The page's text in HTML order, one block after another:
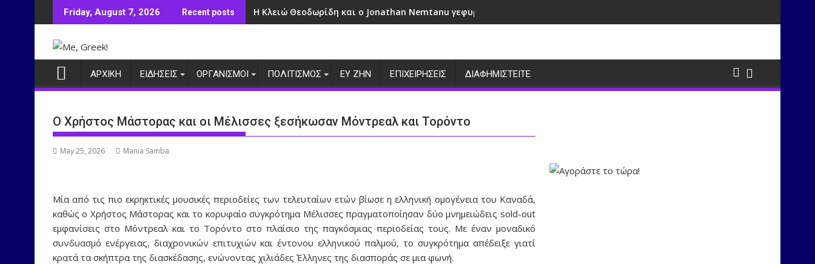
to
Friday, August 7, 2026 Recent posts Η Κλειώ Θεοδωρίδη και ο Jonathan Nemtanu γεφυρώνουν πολιτισμούς μέσα από τη μουσική
ΑΡΧΙΚΗ ΕΙΔΗΣΕΙΣ ΟΡΓΑΝΙΣΜΟΙ ΠΟΛΙΤΙΣΜΟΣ ΕΥ ΖΗΝ ΕΠΙΧΕΙΡΗΣΕΙΣ ΔΙΑΦΗΜΙΣΤΕΙΤΕ
Ο Χρήστος Μάστορας και οι Μέλισσες ξεσήκωσαν Μόντρεαλ και Τορόντο
May 25, 2026 Mania Samba
Μία από τις πιο εκρηκτικές μουσικές περιοδείες των τελευταίων ετών βίωσε η ελληνική ομογένεια του Καναδά,
καθώς ο Χρήστος Μάστορας και το κορυφαίο συγκρότημα Μέλισσες πραγματοποίησαν δύο μνημειώδεις sold-out
εμφανίσεις στο Μόντρεαλ και το Τορόντο στο πλαίσιο της παγκόσμιας περιοδείας τους. Με έναν μοναδικό
συνδυασμό ενέργειας, διαχρονικών επιτυχιών και έντονου ελληνικού παλμού, το συγκρότημα απέδειξε γιατί
κρατά τα σκήπτρα της διασκέδασης, ενώνοντας χιλιάδες Έλληνες της διασποράς σε μια φωνή.